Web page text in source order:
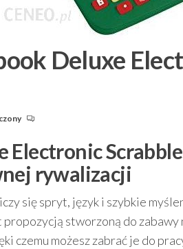
Deluxe
Electronic
rywalizacji
się spryt, język i szybkie
propozycją stworzoną do zabawy
czemu możesz zabrać je do